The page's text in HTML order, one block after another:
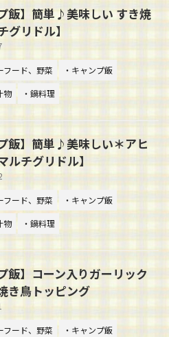
プ飯】簡単♪美味しい すき焼
グリドル】
フード、野菜
・キャンプ飯
物
・鍋料理
飯】簡単♪美味しい＊アヒ
ルチグリドル】
フード、野菜
・キャンプ飯
物
・鍋料理
飯】コーン入りガーリック
き鳥トッピング
フード、野菜
・キャンプ飯